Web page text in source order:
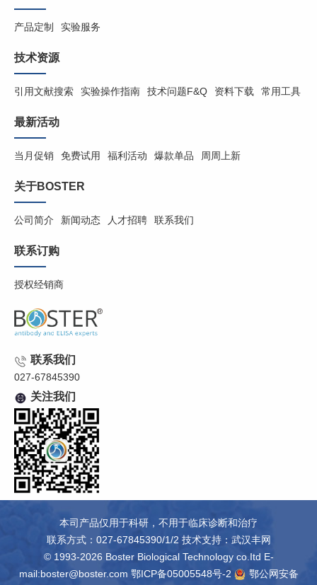
产品定制 实验服务
技术资源
引用文献搜索 实验操作指南 技术问题F&Q 资料下载 常用工具
最新活动
当月促销 免费试用 福利活动 爆款单品 周周上新
关于BOSTER
公司简介 新闻动态 人才招聘 联系我们
联系订购
授权经销商
联系我们
027-67845390
关注我们
本司产品仅用于科研，不用于临床诊断和治疗
联系方式：027-67845390/1/2 技术支持： 武汉丰网
© 1993-2026 Boster Biological Technology co.Itd E-
mail:boster@boster.com 鄂ICP备05005548号-2
鄂公网安备